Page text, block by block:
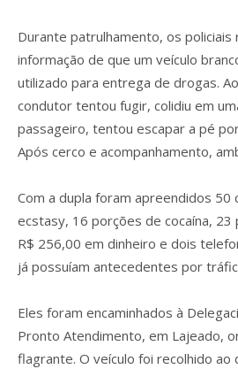
Durante patrulhamento, os policiais
informação de que um veículo
utilizado para entrega de drogas.
condutor tentou fugir, colidiu em
passageiro, tentou escapar a pé
Após cerco e acompanhamento,
Com a dupla foram apreendidos 50
ecstasy, 16 porções de cocaína, 23
R$ 256,00 em dinheiro e dois
já possuíam antecedentes por
Eles foram encaminhados à
Pronto Atendimento, em Lajeado,
flagrante. O veículo foi recolhido ao